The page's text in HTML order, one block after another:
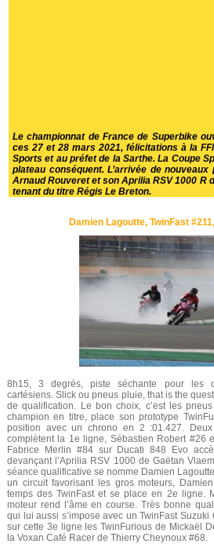
Le championnat de France de Superbike
ces 27 et 28 mars 2021, félicitations à la
Sports et au préfet de la Sarthe. La Coupe
plateau conséquent. L’arrivée de
Arnaud Rouveret et son Aprilia RSV 1000 R
tenant du titre Régis Le Breton.
Damien Lagoutte, TwinFast
8h15, 3 degrés, piste séchante pour les
cartésiens. Slick ou pneus pluie, that is the
de qualification. Le bon choix, c’est les
champion en titre, place son prototype
position avec un chrono en 2 :01.427.
complètent la 1e ligne, Sébastien Robert #26
Fabrice Merlin #84 sur Ducati 848 Evo
devançant l’Aprilia RSV 1000 de Gaëtan
séance qualificative se nomme Damien
un circuit favorisant les gros moteurs,
temps des TwinFast et se place en 2e ligne.
moteur rend l’âme en course. Très bonne
qui lui aussi s’impose avec un TwinFast Suzuki
sur cette 3e ligne les TwinFurious de Mickaël
la Voxan Café Racer de Thierry Cheynoux #68.